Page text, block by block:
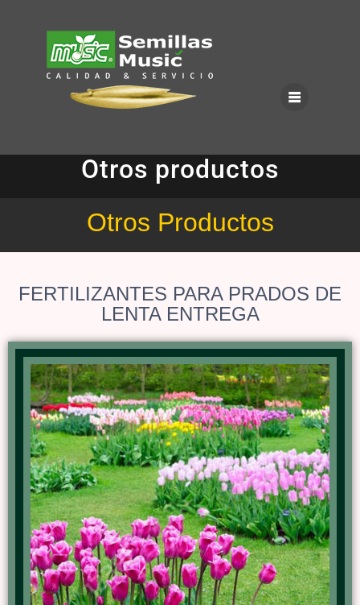
Otros productos
Otros Productos
FERTILIZANTES PARA PRADOS DE
LENTA ENTREGA